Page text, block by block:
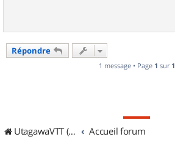
Répondre
1 message • Page 1 sur 1
UtagawaVTT (Randos VTT et VTTAE avec traces GPS) Accueil forum